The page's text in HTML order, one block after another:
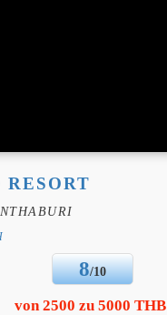
RESORT
8/10
von 2500 zu 5000 THB